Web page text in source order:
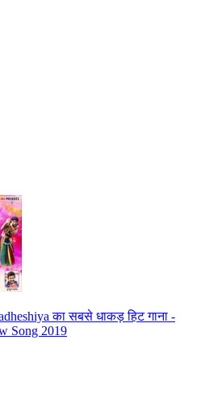
का सबसे धाकड़ हिट गाना -
Song 2019